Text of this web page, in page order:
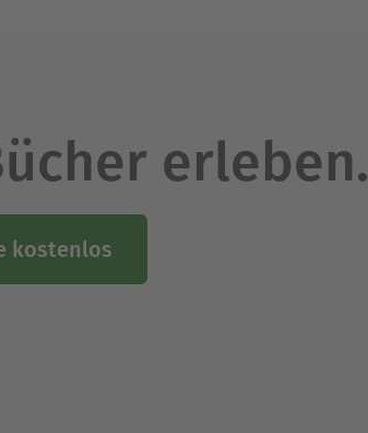
erleben.
kostenlos